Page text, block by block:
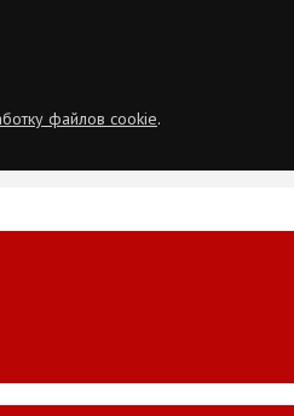
файлов cookie.